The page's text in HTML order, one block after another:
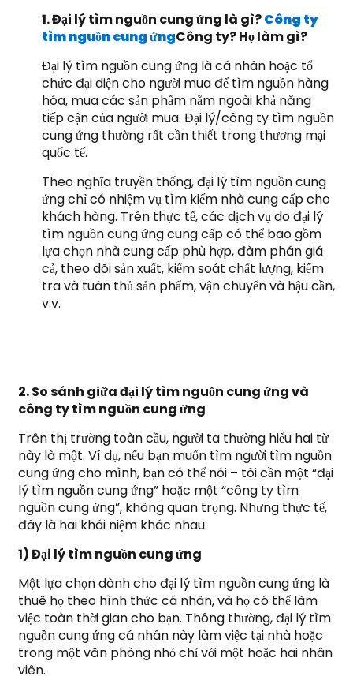
1. Đại lý tìm nguồn cung ứng là gì?Công ty
tìm nguồn cung ứngCông ty? Họ làm gì?
Đại lý tìm nguồn cung ứng là cá nhân hoặc tổ
chức đại diện cho người mua để tìm nguồn hàng
hóa, mua các sản phẩm nằm ngoài khả năng
tiếp cận của người mua. Đại lý/công ty tìm nguồn
cung ứng thường rất cần thiết trong thương mại
quốc tế.
Theo nghĩa truyền thống, đại lý tìm nguồn cung
ứng chỉ có nhiệm vụ tìm kiếm nhà cung cấp cho
khách hàng. Trên thực tế, các dịch vụ do đại lý
tìm nguồn cung ứng cung cấp có thể bao gồm
lựa chọn nhà cung cấp phù hợp, đàm phán giá
cả, theo dõi sản xuất, kiểm soát chất lượng, kiểm
tra và tuân thủ sản phẩm, vận chuyển và hậu cần,
v.v.
2. So sánh giữa đại lý tìm nguồn cung ứng và
công ty tìm nguồn cung ứng
Trên thị trường toàn cầu, người ta thường hiểu hai từ
này là một. Ví dụ, nếu bạn muốn tìm người tìm nguồn
cung ứng cho mình, bạn có thể nói – tôi cần một “đại
lý tìm nguồn cung ứng” hoặc một “công ty tìm
nguồn cung ứng”, không quan trọng. Nhưng thực tế,
đây là hai khái niệm khác nhau.
1) Đại lý tìm nguồn cung ứng
Một lựa chọn dành cho đại lý tìm nguồn cung ứng là
thuê họ theo hình thức cá nhân, và họ có thể làm
việc toàn thời gian cho bạn. Thông thường, đại lý tìm
nguồn cung ứng cá nhân này làm việc tại nhà hoặc
trong một văn phòng nhỏ chỉ với một hoặc hai nhân
viên.